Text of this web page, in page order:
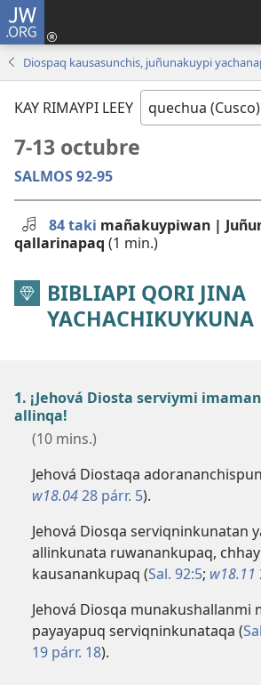
JW.ORG
KAY RIMAYPI LEEY
7-13 octubre
SALMOS 92-95
84 taki mañakuypiwan |
qallarinapaq (1 min.)
BIBLIAPI QORI JINA
YACHACHIKUYKUNA
1. ¡Jehová Diosta serviymi
allinqa!
(10 mins.)
Jehová Diostaqa
w18.0428 párr. 5).
Jehová Diosqa serviqninkunatan
allinkunata ruwanankupaq,
kausanankupaq (Sal. 92:5; w18.11
Jehová Diosqa munakushallanmi
payayapuq serviqninkunataqa (
19 párr. 18).